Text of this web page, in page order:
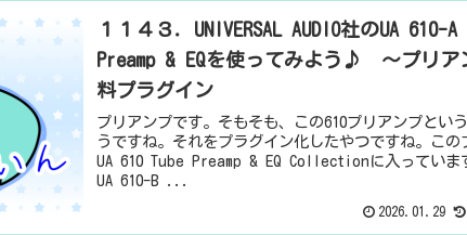
１１４３．UNIVERSAL AUDIO社のUA 610-A
Preamp & EQを使ってみよう♪ ～プリ
料プラグイン
プリアンプです。そもそも、この610プリアンプとい
うですね。それをプラグイン化したやつですね。この
UA 610 Tube Preamp & EQ Collectionに入っていま
UA 610-B ...
2026.01.29